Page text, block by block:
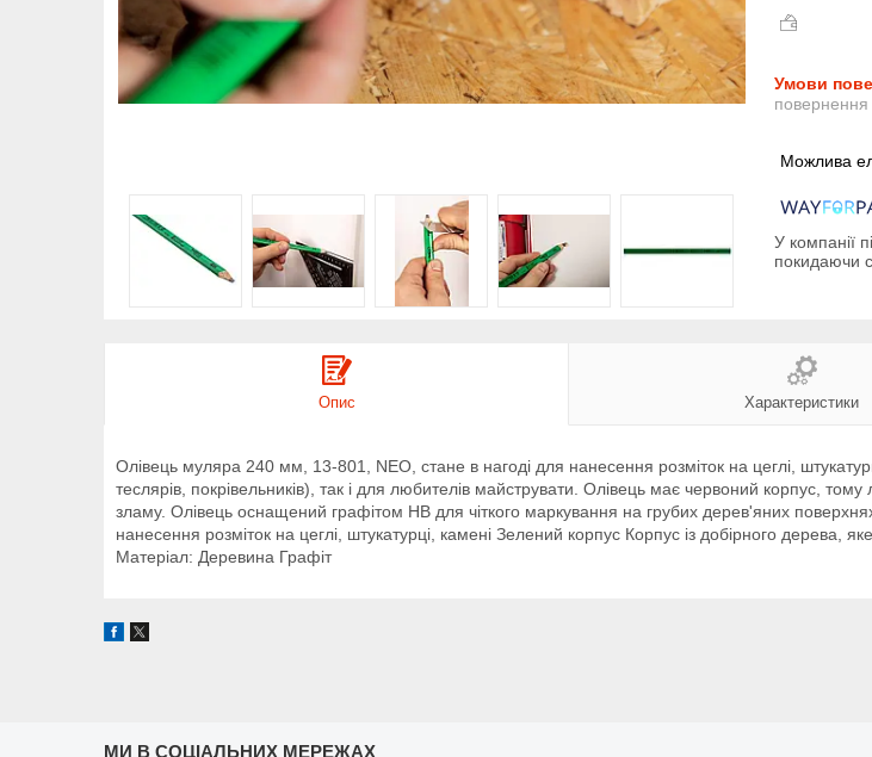
повернення
У компанії
покидаючи
Опис Характеристики
Олівець муляра 240 мм, 13-801, NEO, стане в нагоді для нанесення розміток на цеглі,
теслярів, покрівельників), так і для любителів майструвати. Олівець має червоний корпус,
зламу. Олівець оснащений графітом HB для чіткого маркування на грубих дерев'яних
нанесення розміток на цеглі, штукатурці, камені Зелений корпус Корпус із добірного дерева,
Матеріал: Деревина Графіт
МИ В СОЦІАЛЬНИХ МЕРЕЖАХ